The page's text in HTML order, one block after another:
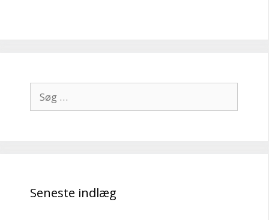
efter:
Seneste indlæg